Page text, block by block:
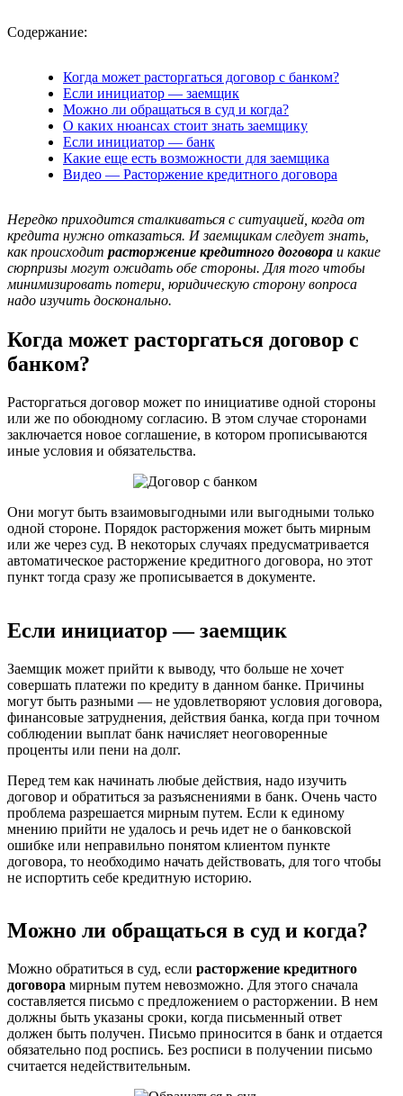
Содержание:
Когда может расторгаться договор с банком?
Если инициатор — заемщик
Можно ли обращаться в суд и когда?
О каких нюансах стоит знать заемщику
Если инициатор — банк
Какие еще есть возможности для заемщика
Видео — Расторжение кредитного договора
Нередко приходится сталкиваться с ситуацией, когда от
кредита нужно отказаться. И заемщикам следует знать,
как происходит расторжение кредитного договора и какие
сюрпризы могут ожидать обе стороны. Для того чтобы
минимизировать потери, юридическую сторону вопроса
надо изучить досконально.
Когда может расторгаться договор с
банком?
Расторгаться договор может по инициативе одной стороны
или же по обоюдному согласию. В этом случае сторонами
заключается новое соглашение, в котором прописываются
иные условия и обязательства.
Они могут быть взаимовыгодными или выгодными только
одной стороне. Порядок расторжения может быть мирным
или же через суд. В некоторых случаях предусматривается
автоматическое расторжение кредитного договора, но этот
пункт тогда сразу же прописывается в документе.
Если инициатор — заемщик
Заемщик может прийти к выводу, что больше не хочет
совершать платежи по кредиту в данном банке. Причины
могут быть разными — не удовлетворяют условия договора,
финансовые затруднения, действия банка, когда при точном
соблюдении выплат банк начисляет неоговоренные
проценты или пени на долг.
Перед тем как начинать любые действия, надо изучить
договор и обратиться за разъяснениями в банк. Очень часто
проблема разрешается мирным путем. Если к единому
мнению прийти не удалось и речь идет не о банковской
ошибке или неправильно понятом клиентом пункте
договора, то необходимо начать действовать, для того чтобы
не испортить себе кредитную историю.
Можно ли обращаться в суд и когда?
Можно обратиться в суд, если расторжение кредитного
договора мирным путем невозможно. Для этого сначала
составляется письмо с предложением о расторжении. В нем
должны быть указаны сроки, когда письменный ответ
должен быть получен. Письмо приносится в банк и отдается
обязательно под роспись. Без росписи в получении письмо
считается недействительным.